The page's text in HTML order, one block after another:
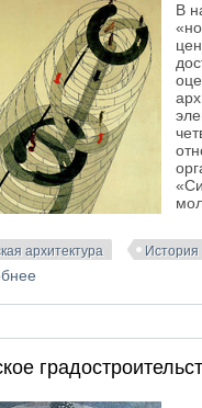
В
архитектура История